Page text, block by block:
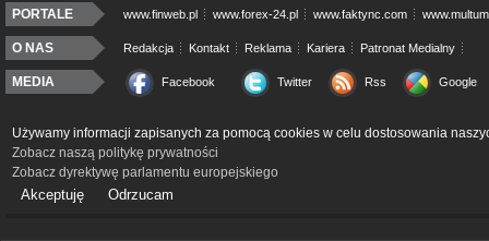
PORTALE www.finweb.pl www.forex-24.pl www.faktync.com
O NAS Redakcja Kontakt Reklama Kariera Patronat Medialny
MEDIA Facebook Twitter Rss Google
Używamy informacji zapisanych za pomocą cookies w celu dostosowania
Zobacz naszą politykę prywatności
Zobacz dyrektywę parlamentu europejskiego
Akceptuję Odrzucam